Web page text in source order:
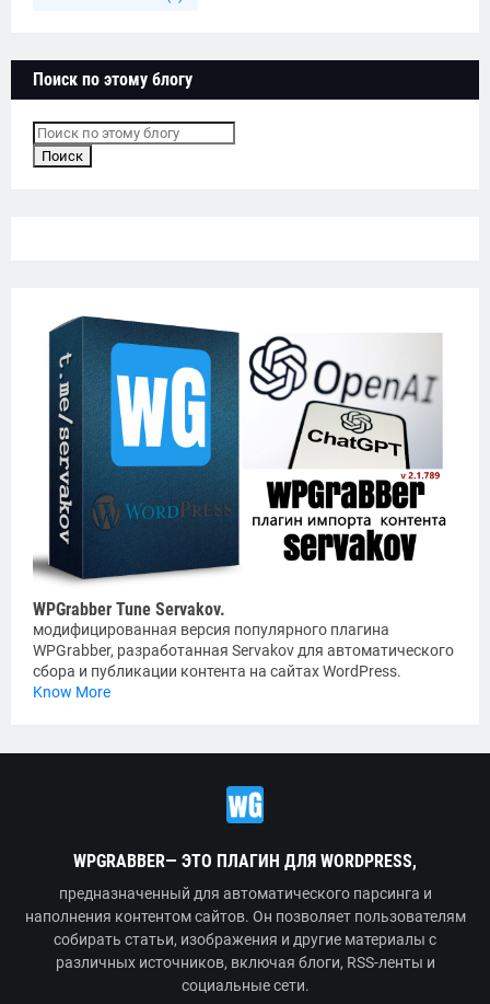
Поиск по этому блогу
WPGrabber Tune Servakov.
модифицированная версия популярного плагина
WPGrabber, разработанная Servakov для автоматического
сбора и публикации контента на сайтах WordPress.
Know More
WPGRABBER— ЭТО ПЛАГИН ДЛЯ WORDPRESS,
предназначенный для автоматического парсинга и
наполнения контентом сайтов. Он позволяет пользователям
собирать статьи, изображения и другие материалы с
различных источников, включая блоги, RSS-ленты и
социальные сети.